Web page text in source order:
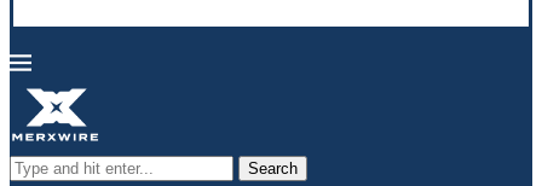
Search